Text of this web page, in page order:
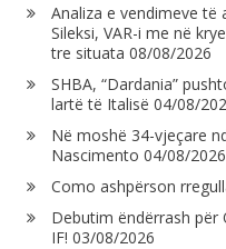
Analiza e vendimeve të
Sileksi, VAR-i me në
tre situata 08/08/2026
SHBA, “Dardania”
lartë të Italisë 04/08/
Në moshë 34-vjeçare
Nascimento 04/08/2026
Como ashpërson
Debutim ëndërrash për
IF! 03/08/2026